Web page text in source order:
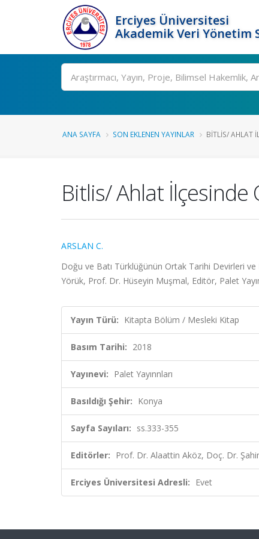
Erciyes Üniversitesi
Akademik Veri Yönetim
Ara
ANA SAYFA SON EKLENEN YAYINLAR BITLIS/ AHLAT
Bitlis/ Ahlat İlçesinde
ARSLAN C.
Doğu ve Batı Türklüğünün Ortak Tarihi Devirleri
Yörük, Prof. Dr. Hüseyin Muşmal, Editör, Palet
Yayın Türü: Kitapta Bölüm / Mesleki Kitap
Basım Tarihi: 2018
Yayınevi: Palet Yayınnları
Basıldığı Şehir: Konya
Sayfa Sayıları: ss.333-355
Editörler: Prof. Dr. Alaattin Aköz, Doç. Dr.
Erciyes Üniversitesi Adresli: Evet